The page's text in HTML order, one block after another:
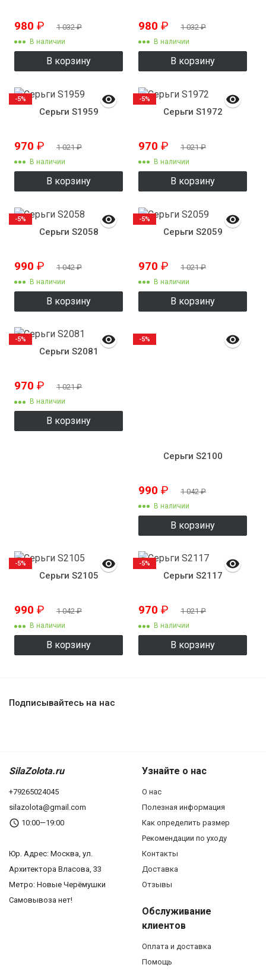
980 ₽ 1 032₽
В наличии
В корзину
980 ₽ 1 032₽
В наличии
В корзину
Серьги S1959
970 ₽ 1 021₽
В наличии
В корзину
-5%
Серьги S1972
970 ₽ 1 021₽
В наличии
В корзину
-5%
Серьги S2058
990 ₽ 1 042₽
В наличии
В корзину
-5%
Серьги S2059
970 ₽ 1 021₽
В наличии
В корзину
-5%
Серьги S2081
970 ₽ 1 021₽
В наличии
В корзину
-5%
Серьги S2100
990 ₽ 1 042₽
В наличии
В корзину
-5%
Серьги S2105
990 ₽ 1 042₽
В наличии
В корзину
-5%
Серьги S2117
970 ₽ 1 021₽
В наличии
В корзину
-5%
Подписывайтесь на нас
SilaZolota.ru
+79265024045
silazolota@gmail.com
10:00—19:00
Юр. Адреc: Москва, ул.
Архитектора Власова, 33
Метро: Новые Черёмушки
Самовывоза нет!
Узнайте о нас
О нас
Полезная информация
Как определить размер
Рекомендации по уходу
Контакты
Доставка
Отзывы
Обслуживание
клиентов
Оплата и доставка
Помощь